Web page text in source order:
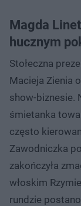
Magda
hucznym
Stołeczna
Macieja Zienia
show-biznesie.
śmietanka
często
Zawodniczka
zakończyła
włoskim
rundzie